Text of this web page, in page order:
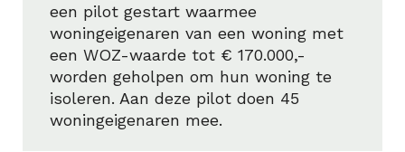
een pilot gestart waarmee
woningeigenaren van een woning met
een WOZ-waarde tot € 170.000,-
worden geholpen om hun woning te
isoleren. Aan deze pilot doen 45
woningeigenaren mee.